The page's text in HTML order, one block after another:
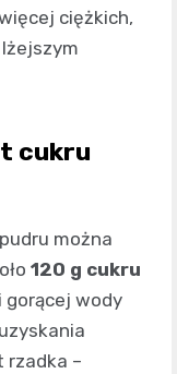
ciężkich,
cukru
można
120 g cukru
gorącej wody
rzadka –